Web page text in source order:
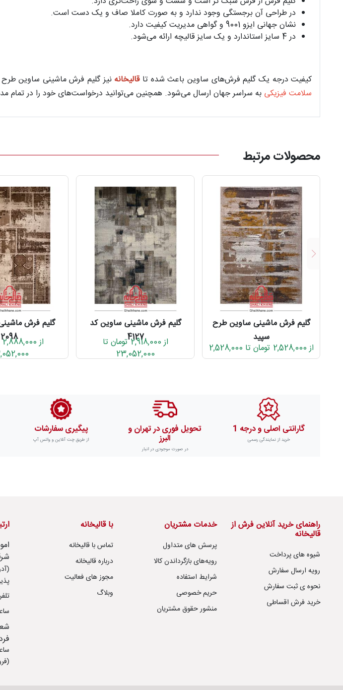
در طراحی آن برجستگی وجود ندارد و به صورت کاملا صاف و یک دست است.
نشان جهانی ایزو 9001 و گواهی مدیریت کیفیت دارد.
در 4 سایز استاندارد و یک سایز قالیچه ارائه می‌شود.
کیفیت درجه یک گلیم فرش‌های ساوین باعث شده تا قالیخانه نیز گلیم فرش ماشینی ساوین
سلامت فیزیکی به سراسر جهان ارسال می‌شود. همچنین می‌توانید درخواست‌های خود را در تمام
محصولات مرتبط
گلیم فرش ماشینی ساوین طرح
سپید
از 2,528,000 تومان تا 2,528,000
گلیم فرش ماشینی ساوین کد
4127از 2,918,000 تومان تا
23,052,000
گلیم فرش
2098
گارانتی اصلی و درجه 1
خرید از نمایندگی رسمی
تحویل فوری در تهران و
البرز
در صورت موجودی در انبار
پیگیری سفارشات
از طریق چت آنلاین و واتس آپ
راهنمای خرید آنلاین فرش از
قالیخانه
شیوه های پرداخت
رویه ارسال سفارش
نحوه ی ثبت سفارش
خرید فرش اقساطی
خدمات مشتریان
پرسش های متداول
رویه‌های بازگرداندن کالا
شرایط استفاده
حریم خصوصی
منشور حقوق مشتریان
با قالیخانه
تماس با قالیخانه
درباره قالیخانه
مجوز های فعالیت
وبلاگ
تلفن :
فردوسی